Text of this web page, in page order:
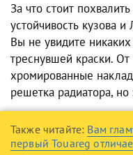
За что стоит
устойчивость кузова
Вы не увидите
треснувшей краски. От
хромированные
решетка радиатора,
Также читайте: Вам
первый Touareg